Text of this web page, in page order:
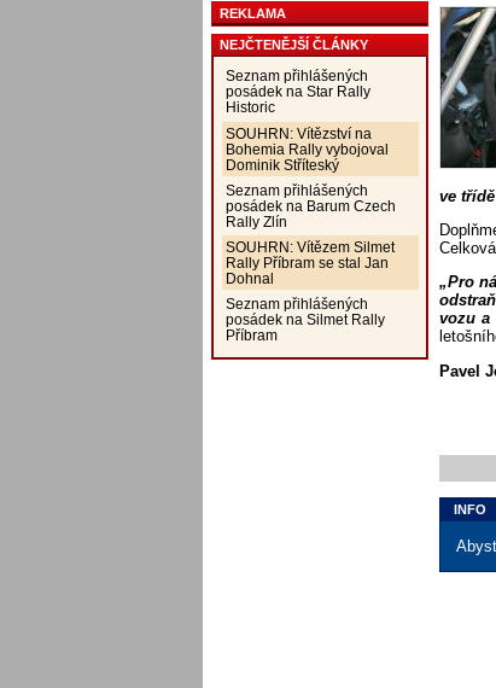
REKLAMA
NEJČTENĚJŠÍ ČLÁNKY
Seznam přihlášených
posádek na Star Rally
Historic
SOUHRN: Vítězství na
Bohemia Rally vybojoval
Dominik Stříteský
Seznam přihlášených
posádek na Barum Czech
Rally Zlín
SOUHRN: Vítězem Silmet
Rally Příbram se stal Jan
Dohnal
Seznam přihlášených
posádek na Silmet Rally
Příbram
ve
„Pro
vozu a
Pavel
INFO